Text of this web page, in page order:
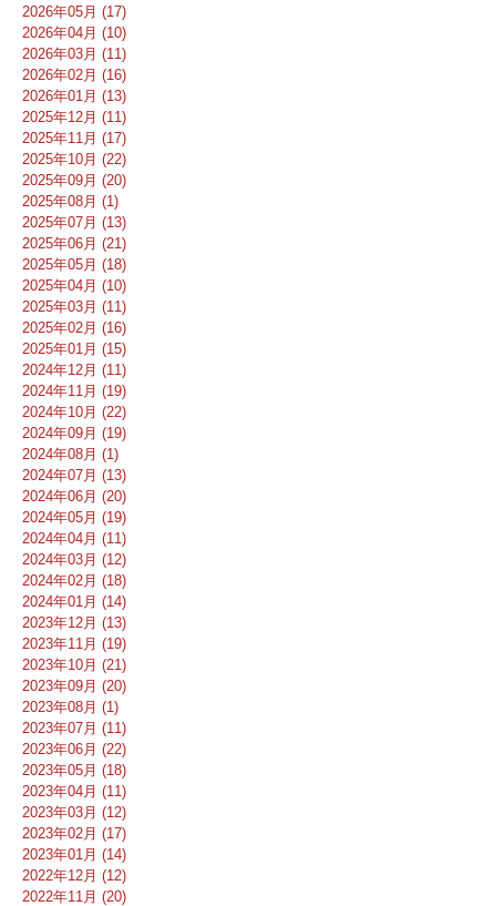
2026年05月 (17)
2026年04月 (10)
2026年03月 (11)
2026年02月 (16)
2026年01月 (13)
2025年12月 (11)
2025年11月 (17)
2025年10月 (22)
2025年09月 (20)
2025年08月 (1)
2025年07月 (13)
2025年06月 (21)
2025年05月 (18)
2025年04月 (10)
2025年03月 (11)
2025年02月 (16)
2025年01月 (15)
2024年12月 (11)
2024年11月 (19)
2024年10月 (22)
2024年09月 (19)
2024年08月 (1)
2024年07月 (13)
2024年06月 (20)
2024年05月 (19)
2024年04月 (11)
2024年03月 (12)
2024年02月 (18)
2024年01月 (14)
2023年12月 (13)
2023年11月 (19)
2023年10月 (21)
2023年09月 (20)
2023年08月 (1)
2023年07月 (11)
2023年06月 (22)
2023年05月 (18)
2023年04月 (11)
2023年03月 (12)
2023年02月 (17)
2023年01月 (14)
2022年12月 (12)
2022年11月 (20)